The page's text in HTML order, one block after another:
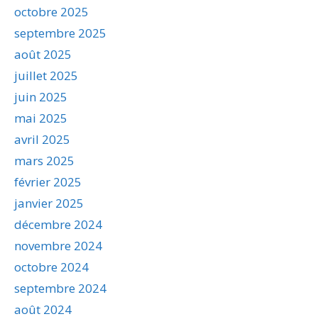
octobre 2025
septembre 2025
août 2025
juillet 2025
juin 2025
mai 2025
avril 2025
mars 2025
février 2025
janvier 2025
décembre 2024
novembre 2024
octobre 2024
septembre 2024
août 2024